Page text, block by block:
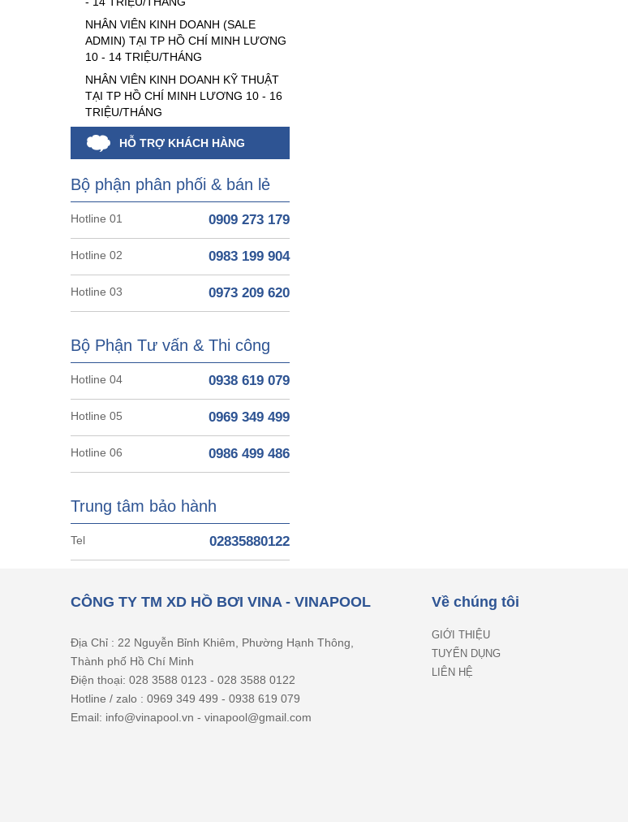
NHÂN VIÊN KINH DOANH (SALE
ADMIN) TẠI TP HỒ CHÍ MINH LƯƠNG
10 - 14 TRIỆU/THÁNG
NHÂN VIÊN KINH DOANH KỸ THUẬT
TẠI TP HỒ CHÍ MINH LƯƠNG 10 - 16
TRIỆU/THÁNG
HỖ TRỢ KHÁCH HÀNG
Bộ phận phân phối & bán lẻ
Hotline 01 0909 273 179
Hotline 02 0983 199 904
Hotline 03 0973 209 620
Bộ Phận Tư vấn & Thi công
Hotline 04 0938 619 079
Hotline 05 0969 349 499
Hotline 06 0986 499 486
Trung tâm bảo hành
Tel 02835880122
CÔNG TY TM XD HỒ BƠI VINA - VINAPOOL
Địa Chỉ : 22 Nguyễn Bỉnh Khiêm, Phường Hạnh Thông,
Thành phố Hồ Chí Minh
Điện thoại: 028 3588 0123 - 028 3588 0122
Hotline / zalo : 0969 349 499 - 0938 619 079
Email: info@vinapool.vn - vinapool@gmail.com
Về chúng tôi
GIỚI THIỆU
TUYỂN DỤNG
LIÊN HỆ